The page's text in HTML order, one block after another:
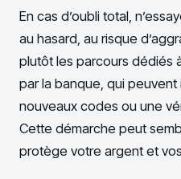
En cas d’oubli total,
au hasard, au risque
plutôt les parcours dédiés
par la banque, qui peuvent
nouveaux codes ou une
Cette démarche peut
protège votre argent et